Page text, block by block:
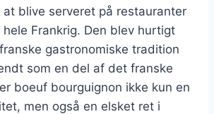
blive serveret på restauranter
hele Frankrig. Den blev hurtigt
gastronomiske tradition
som en del af det franske
boeuf bourguignon ikke kun en
men også en elsket ret i